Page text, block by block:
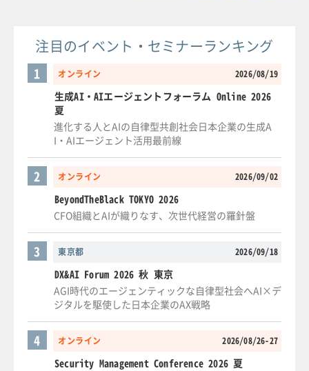
注目のイベント・セミナーランキング
オンライン 2026/08/19
1
生成AI・AIエージェントフォーラム Online 2026
夏
進化する人とAIの自律型共創社会日本企業の生成A
I・AIエージェント活用最前線
オンライン 2026/09/02
2
BeyondTheBlack TOKYO 2026
CFO組織とAIが織りなす、次世代経営の羅針盤
東京都 2026/09/18
3
DX&AI Forum 2026 秋 東京
AGI時代のエージェンティックな自律型社会へAI×デ
ジタルを駆使した日本企業のAX戦略
オンライン 2026/08/26-27
4
Security Management Conference 2026 夏